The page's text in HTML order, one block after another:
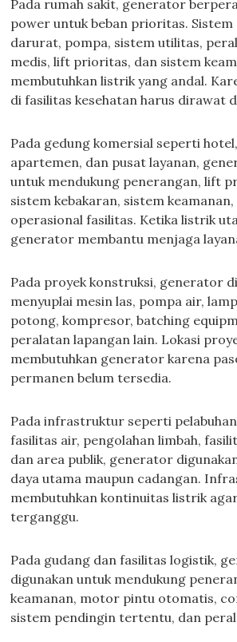
Pada rumah sakit, generator
power untuk beban prioritas.
darurat, pompa, sistem utilitas,
medis, lift prioritas, dan sistem
membutuhkan listrik yang andal.
di fasilitas kesehatan harus dirawat
Pada gedung komersial seperti
apartemen, dan pusat layanan,
untuk mendukung penerangan, lift
sistem kebakaran, sistem
operasional fasilitas. Ketika listrik
generator membantu menjaga
Pada proyek konstruksi, generator
menyuplai mesin las, pompa air,
potong, kompresor, batching
peralatan lapangan lain. Lokasi
membutuhkan generator karena
permanen belum tersedia.
Pada infrastruktur seperti
fasilitas air, pengolahan limbah,
dan area publik, generator
daya utama maupun cadangan.
membutuhkan kontinuitas listrik
terganggu.
Pada gudang dan fasilitas logistik,
digunakan untuk mendukung
keamanan, motor pintu otomatis,
sistem pendingin tertentu, dan